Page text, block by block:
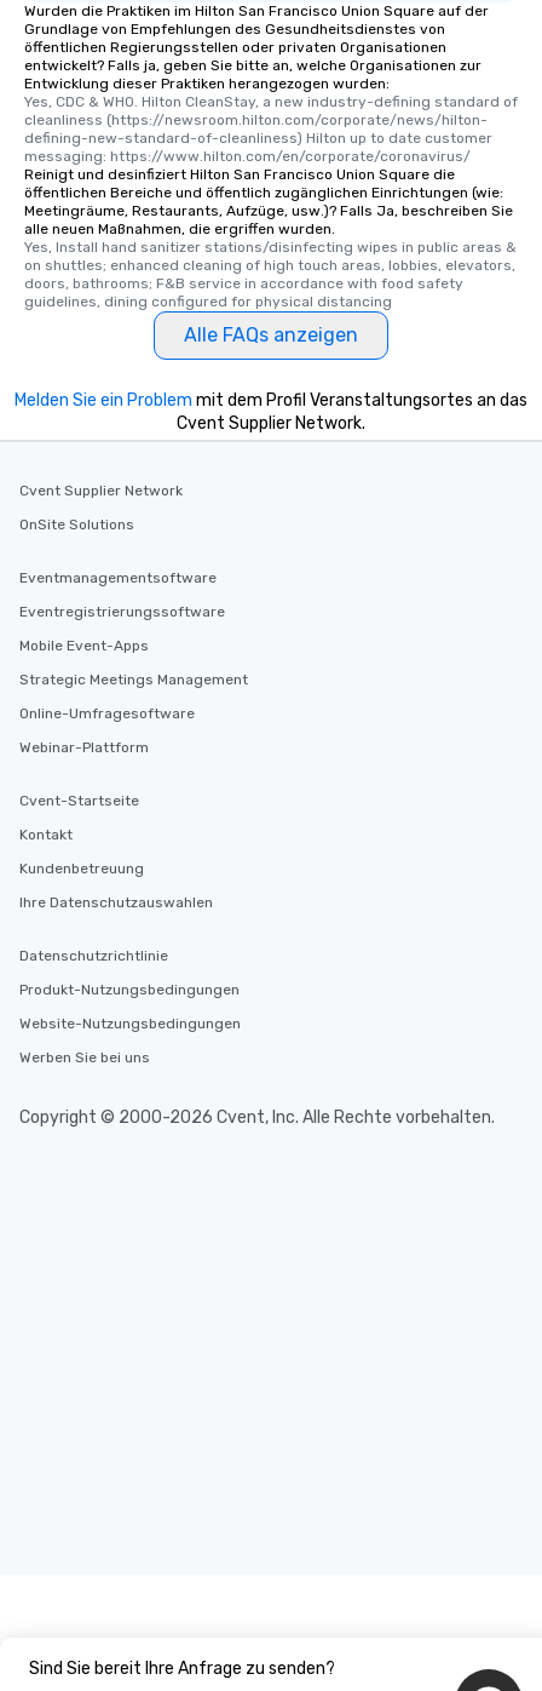
Wurden die Praktiken im Hilton San Francisco Union Square auf der
Grundlage von Empfehlungen des Gesundheitsdienstes von
öffentlichen Regierungsstellen oder privaten Organisationen
entwickelt? Falls ja, geben Sie bitte an, welche Organisationen zur
Entwicklung dieser Praktiken herangezogen wurden:
Yes, CDC & WHO. Hilton CleanStay, a new industry-defining standard of
cleanliness (https://newsroom.hilton.com/corporate/news/hilton-
defining-new-standard-of-cleanliness) Hilton up to date customer
messaging: https://www.hilton.com/en/corporate/coronavirus/
Reinigt und desinfiziert Hilton San Francisco Union Square die
öffentlichen Bereiche und öffentlich zugänglichen Einrichtungen (wie:
Meetingräume, Restaurants, Aufzüge, usw.)? Falls Ja, beschreiben Sie
alle neuen Maßnahmen, die ergriffen wurden.
Yes, Install hand sanitizer stations/disinfecting wipes in public areas &
on shuttles; enhanced cleaning of high touch areas, lobbies, elevators,
doors, bathrooms; F&B service in accordance with food safety
guidelines, dining configured for physical distancing
Alle FAQs anzeigen
Sind Sie bereit Ihre Anfrage zu senden?
Melden Sie ein Problem mit dem Profil Veranstaltungsortes an das
Cvent Supplier Network.
Cvent Supplier Network
OnSite Solutions
Eventmanagementsoftware
Eventregistrierungssoftware
Mobile Event-Apps
Strategic Meetings Management
Online-Umfragesoftware
Webinar-Plattform
Cvent-Startseite
Kontakt
Kundenbetreuung
Ihre Datenschutzauswahlen
Datenschutzrichtlinie
Produkt-Nutzungsbedingungen
Website-Nutzungsbedingungen
Werben Sie bei uns
Copyright © 2000-2026 Cvent, Inc. Alle Rechte vorbehalten.